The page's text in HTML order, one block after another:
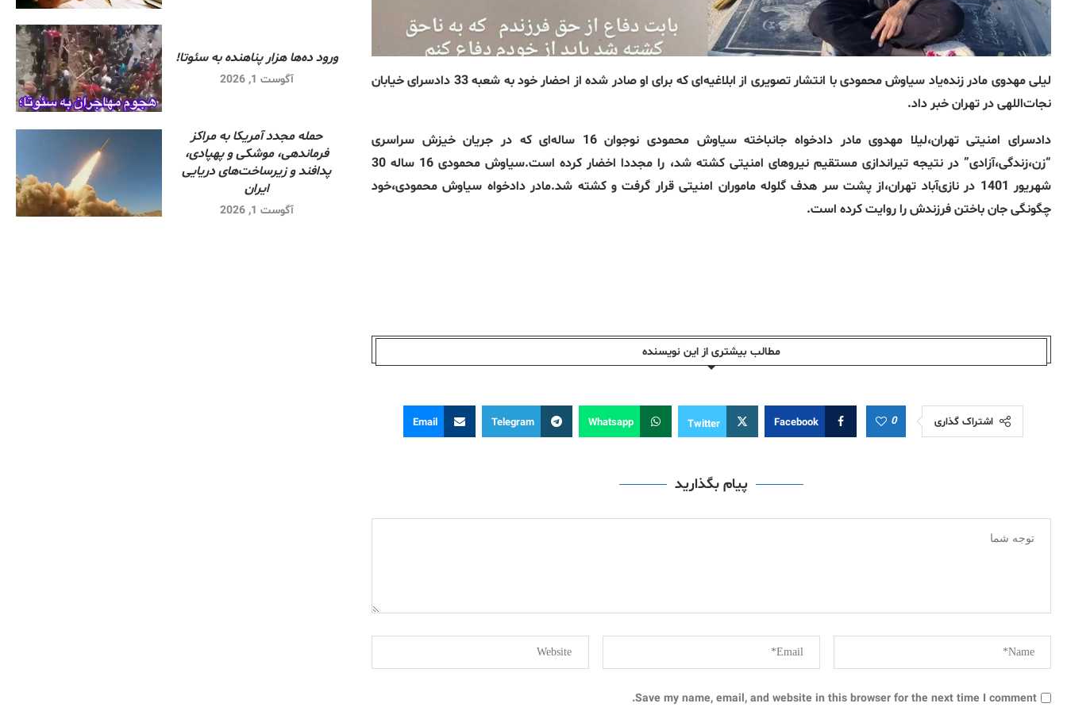
لیلی مهدوی مادر زنده‌یاد سیاوش محمودی با انتشار تصویری از ابلاغیه‌ای که برای او صادر شده از احضار خود به شعبه 33 دادسرای خیابان
نجات‌اللهی در تهران خبر داد.
دادسرای امنیتی تهران،لیلا مهدوی مادر دادخواه جانباخته سیاوش محمودی نوجوان 16 ساله‌ای که در جریان خیزش سراسری
“زن،زندگی،آزادی” در نتیجه تیراندازی مستقیم نیروهای امنیتی کشته شد، را مجددا اخضار کرده است.سیاوش محمودی 16 ساله 30
شهریور 1401 در نازی‌آباد تهران،از پشت سر هدف گلوله ماموران امنیتی قرار گرفت و کشته شد.مادر دادخواه سیاوش محمودی،خود
چگونگی جان باختن فرزندش را روایت کرده است.
مطالب بیشتری از این نویسندە
اشتراک گذاری 0
Facebook
Twitter
Whatsapp
Telegram
Email
پیام بگذارید
Save my name, email, and website in this browser for the next time I comment.
ورود ده‌ها هزار پناهنده به سئوتا!
آگوست 1, 2026
حمله مجدد آمریکا به مراکز
فرماندهی، موشکی و پهپادی،
پدافند و زیرساخت‌های دریایی
ایران
آگوست 1, 2026